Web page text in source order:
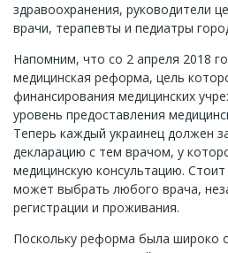
здравоохранения, руководители
врачи, терапевты и педиатры
Напомним, что со 2 апреля 2018
медицинская реформа, цель
финансирования медицинских
уровень предоставления
Теперь каждый украинец должен
декларацию с тем врачом, у
медицинскую консультацию.
может выбрать любого врача,
регистрации и проживания.
Поскольку реформа была широко